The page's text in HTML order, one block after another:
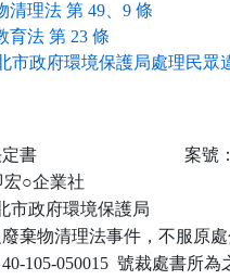
清理法 第 49、9 條
育法 第 23 條
市政府環境保護局處理民眾
書                                  案號
宏○企業社
市政府環境保護局
廢棄物清理法事件，不服原
105-050015  號裁處書所